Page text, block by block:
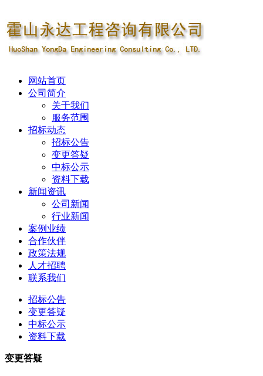
网站首页
公司简介
关于我们
服务范围
招标动态
招标公告
变更答疑
中标公示
资料下载
新闻资讯
公司新闻
行业新闻
案例业绩
合作伙伴
政策法规
人才招聘
联系我们
招标公告
变更答疑
中标公示
资料下载
变更答疑